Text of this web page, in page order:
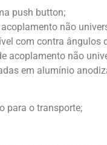
push button;
não
com contra ângulos
acoplamento não
em alumínio
para o transporte;